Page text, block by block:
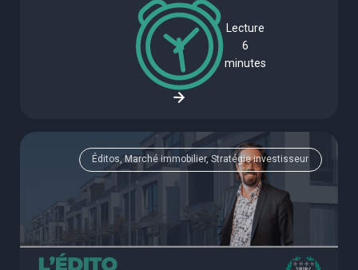
Lecture
6
minutes
Éditos, Marché immobilier, Stratégie investisseur